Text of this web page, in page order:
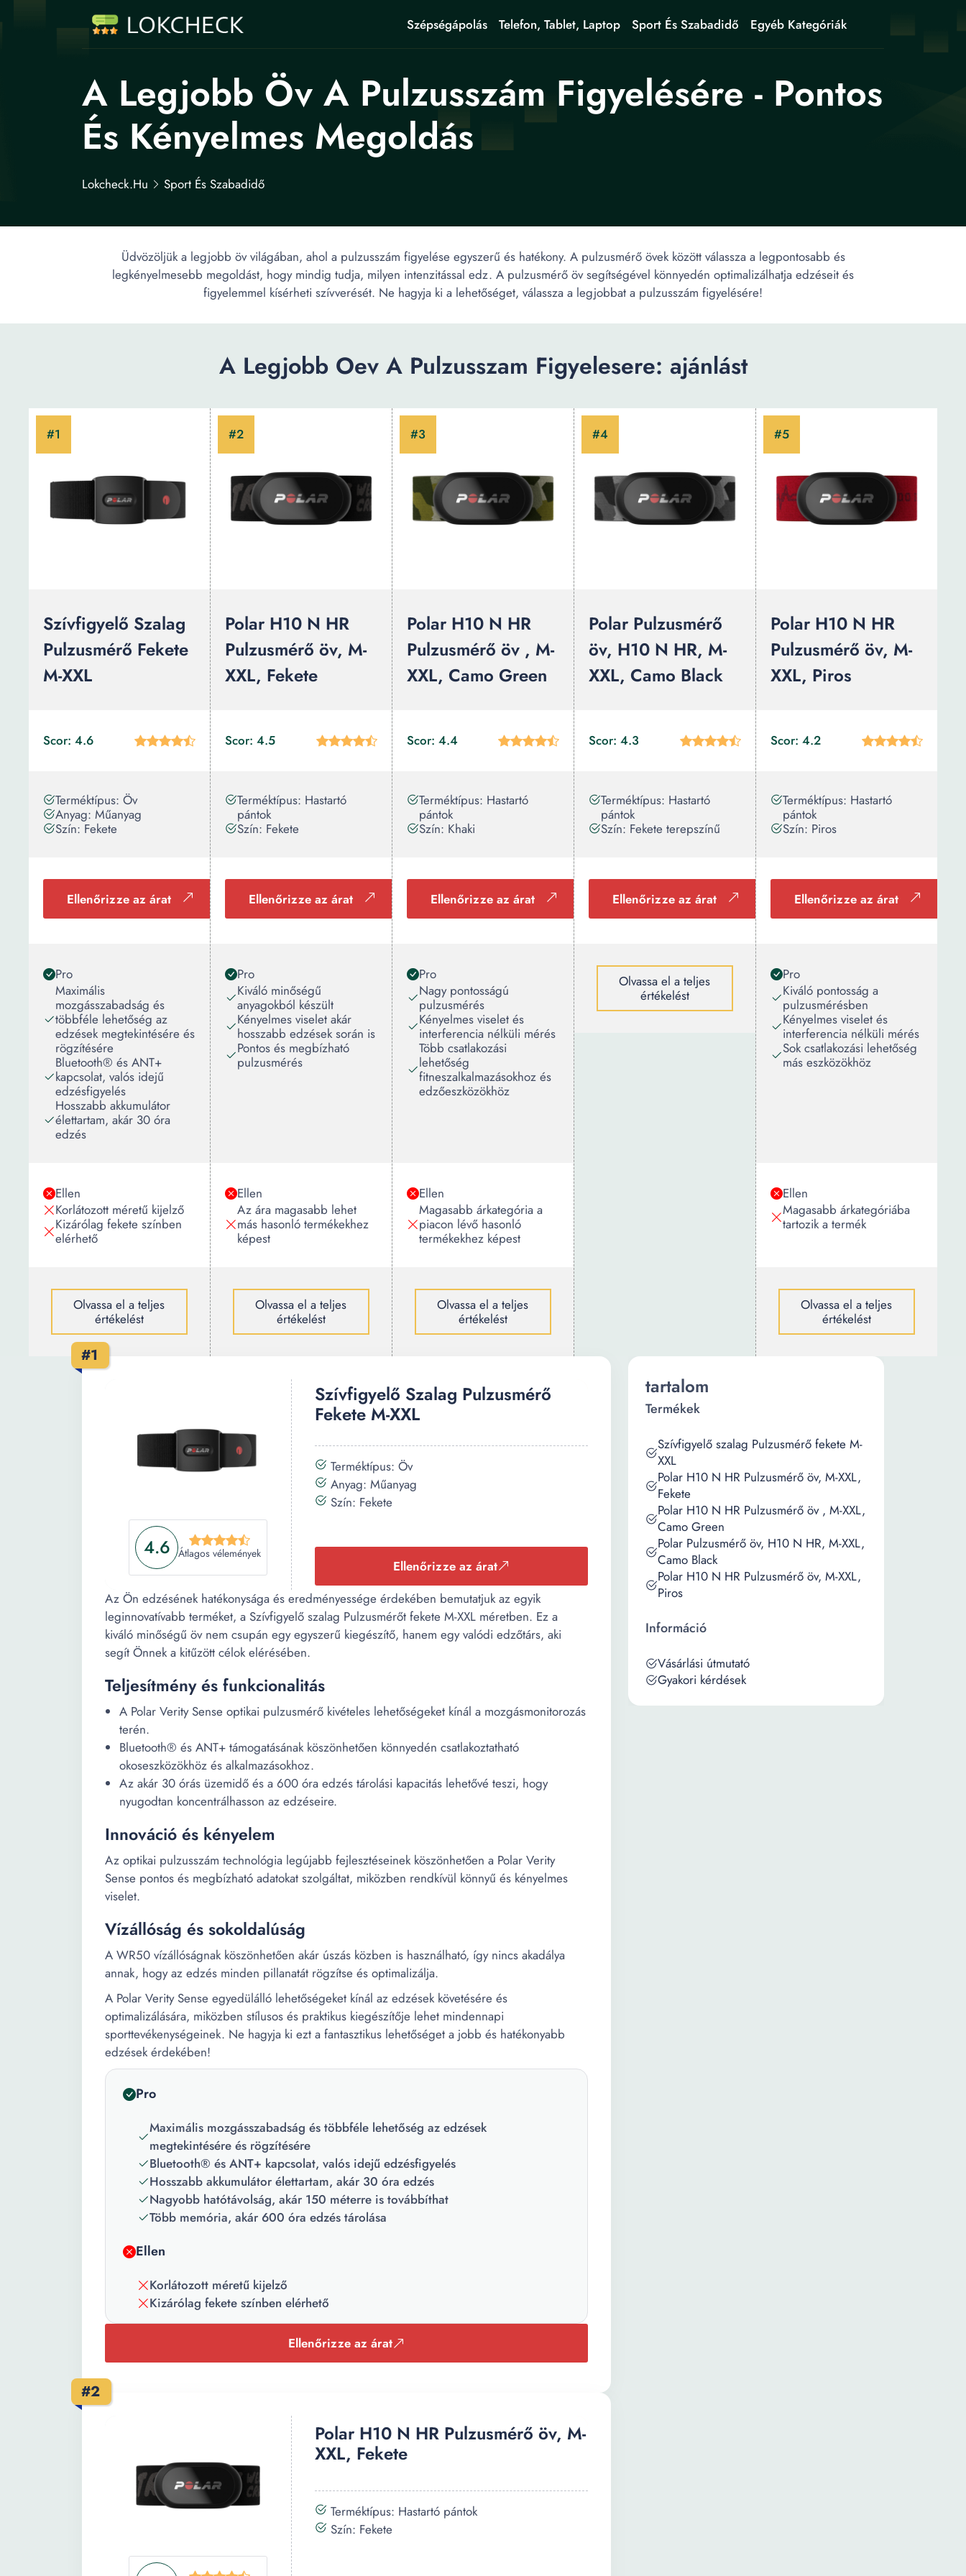
Szépségápolás Telefon, Tablet, Laptop Sport És Szabadidő Egyéb Kategóriák
A Legjobb Öv A Pulzusszám Figyelésére - Pontos
És Kényelmes Megoldás
Lokcheck.hu Sport És Szabadidő
Üdvözöljük a legjobb öv világában, ahol a pulzusszám figyelése egyszerű és hatékony. A pulzusmérő övek között válassza a legpontosabb és
legkényelmesebb megoldást, hogy mindig tudja, milyen intenzitással edz. A pulzusmérő öv segítségével könnyedén optimalizálhatja edzéseit és
figyelemmel kísérheti szívverését. Ne hagyja ki a lehetőséget, válassza a legjobbat a pulzusszám figyelésére!
A Legjobb Oev A Pulzusszam Figyelesere: ajánlást
Szívfigyelő Szalag
Pulzusmérő Fekete
M-XXL
Scor: 4.6
Terméktípus: Öv
Anyag: Műanyag
Szín: Fekete
Ellenőrizze az árat
Pro
Maximális
mozgásszabadság és
többféle lehetőség az
edzések megtekintésére és
rögzítésére
Bluetooth® és ANT+
kapcsolat, valós idejű
edzésfigyelés
Hosszabb akkumulátor
élettartam, akár 30 óra
edzés
Ellen
Korlátozott méretű kijelző
Kizárólag fekete színben
elérhető
Olvassa el a teljes
értékelést
Polar H10 N HR
Pulzusmérő öv, M-
XXL, Fekete
Scor: 4.5
Terméktípus: Hastartó
pántok
Szín: Fekete
Ellenőrizze az árat
Pro
Kiváló minőségű
anyagokból készült
Kényelmes viselet akár
hosszabb edzések során is
Pontos és megbízható
pulzusmérés
Ellen
Az ára magasabb lehet
más hasonló termékekhez
képest
Olvassa el a teljes
értékelést
Polar H10 N HR
Pulzusmérő öv , M-
XXL, Camo Green
Scor: 4.4
Terméktípus: Hastartó
pántok
Szín: Khaki
Ellenőrizze az árat
Pro
Nagy pontosságú
pulzusmérés
Kényelmes viselet és
interferencia nélküli mérés
Több csatlakozási
lehetőség
fitneszalkalmazásokhoz és
edzőeszközökhöz
Ellen
Magasabb árkategória a
piacon lévő hasonló
termékekhez képest
Olvassa el a teljes
értékelést
Polar Pulzusmérő
öv, H10 N HR, M-
XXL, Camo Black
Scor: 4.3
Terméktípus: Hastartó
pántok
Szín: Fekete terepszínű
Ellenőrizze az árat
Olvassa el a teljes
értékelést
Polar H10 N HR
Pulzusmérő öv, M-
XXL, Piros
Scor: 4.2
Terméktípus: Hastartó
pántok
Szín: Piros
Ellenőrizze az árat
Pro
Kiváló pontosság a
pulzusmérésben
Kényelmes viselet és
interferencia nélküli mérés
Sok csatlakozási lehetőség
más eszközökhöz
Ellen
Magasabb árkategóriába
tartozik a termék
Olvassa el a teljes
értékelést
#1
4.6 Átlagos vélemények
Szívfigyelő Szalag Pulzusmérő
Fekete M-XXL
Terméktípus: Öv
Anyag: Műanyag
Szín: Fekete
Ellenőrizze az árat
Az Ön edzésének hatékonysága és eredményessége érdekében bemutatjuk az egyik
leginnovatívabb terméket, a Szívfigyelő szalag Pulzusmérőt fekete M-XXL méretben. Ez a
kiváló minőségű öv nem csupán egy egyszerű kiegészítő, hanem egy valódi edzőtárs, aki
segít Önnek a kitűzött célok elérésében.
Teljesítmény és funkcionalitás
A Polar Verity Sense optikai pulzusmérő kivételes lehetőségeket kínál a mozgásmonitorozás
terén.
Bluetooth® és ANT+ támogatásának köszönhetően könnyedén csatlakoztatható
okoseszközökhöz és alkalmazásokhoz.
Az akár 30 órás üzemidő és a 600 óra edzés tárolási kapacitás lehetővé teszi, hogy
nyugodtan koncentrálhasson az edzéseire.
Innováció és kényelem
Az optikai pulzusszám technológia legújabb fejlesztéseinek köszönhetően a Polar Verity
Sense pontos és megbízható adatokat szolgáltat, miközben rendkívül könnyű és kényelmes
viselet.
Vízállóság és sokoldalúság
A WR50 vízállóságnak köszönhetően akár úszás közben is használható, így nincs akadálya
annak, hogy az edzés minden pillanatát rögzítse és optimalizálja.
A Polar Verity Sense egyedülálló lehetőségeket kínál az edzések követésére és
optimalizálására, miközben stílusos és praktikus kiegészítője lehet mindennapi
sporttevékenységeinek. Ne hagyja ki ezt a fantasztikus lehetőséget a jobb és hatékonyabb
edzések érdekében!
Pro
Maximális mozgásszabadság és többféle lehetőség az edzések
megtekintésére és rögzítésére
Bluetooth® és ANT+ kapcsolat, valós idejű edzésfigyelés
Hosszabb akkumulátor élettartam, akár 30 óra edzés
Nagyobb hatótávolság, akár 150 méterre is továbbíthat
Több memória, akár 600 óra edzés tárolása
Ellen
Korlátozott méretű kijelző
Kizárólag fekete színben elérhető
Ellenőrizze az árat
#2
Polar H10 N HR Pulzusmérő öv, M-
XXL, Fekete
Terméktípus: Hastartó pántok
Szín: Fekete
tartalom
Termékek
Szívfigyelő szalag Pulzusmérő fekete M-
XXL
Polar H10 N HR Pulzusmérő öv, M-XXL,
Fekete
Polar H10 N HR Pulzusmérő öv , M-XXL,
Camo Green
Polar Pulzusmérő öv, H10 N HR, M-XXL,
Camo Black
Polar H10 N HR Pulzusmérő öv, M-XXL,
Piros
Információ
Vásárlási útmutató
Gyakori kérdések